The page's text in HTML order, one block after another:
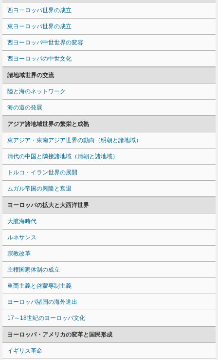
西ヨーロッパ世界の成立
東ヨーロッパ世界の成立
西ヨーロッパ中世世界の変容
西ヨーロッパの中世文化
諸地域世界の交流
陸と海のネットワーク
海の道の発展
アジア諸地域世界の繁栄と成熟
東アジア・東南アジア世界の動向（明朝と諸地域）
清代の中国と隣接諸地域（清朝と諸地域）
トルコ・イラン世界の展開
ムガル帝国の興隆と衰退
ヨーロッパの拡大と大西洋世界
大航海時代
ルネサンス
宗教改革
主権国家体制の成立
重商主義と啓蒙専制主義
ヨーロッパ諸国の海外進出
17～18世紀のヨーロッパ文化
ヨーロッパ・アメリカの変革と国民形成
イギリス革命